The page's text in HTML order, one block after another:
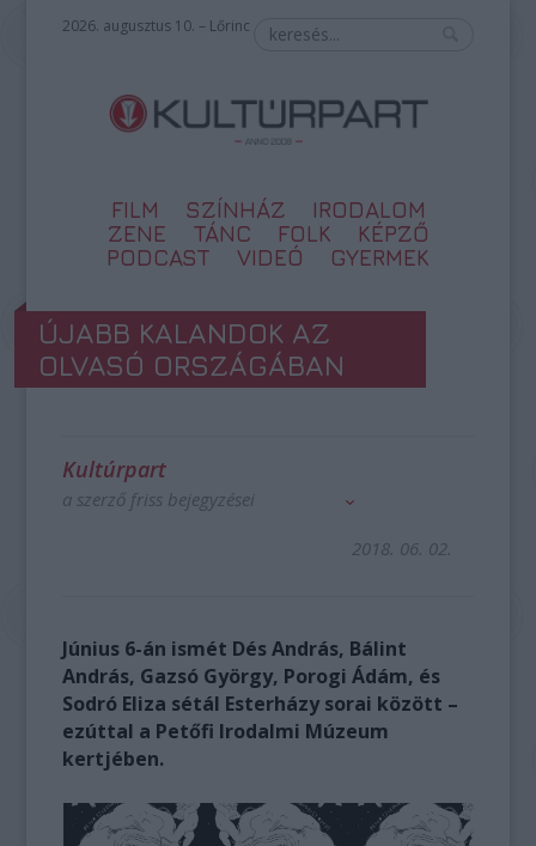
2026. augusztus 10. – Lőrinc
FILM SZÍNHÁZ
IRODALOM
ZENE
TÁNC FOLK
KÉPZŐ
PODCAST
VIDEÓ GYERMEK
ÚJABB KALANDOK AZ
OLVASÓ ORSZÁGÁBAN
Kultúrpart
a szerző friss bejegyzései
2018. 06. 02.
Június 6-án ismét Dés András, Bálint
András, Gazsó György, Porogi Ádám, és
Sodró Eliza sétál Esterházy sorai között –
ezúttal a Petőfi Irodalmi Múzeum
kertjében.